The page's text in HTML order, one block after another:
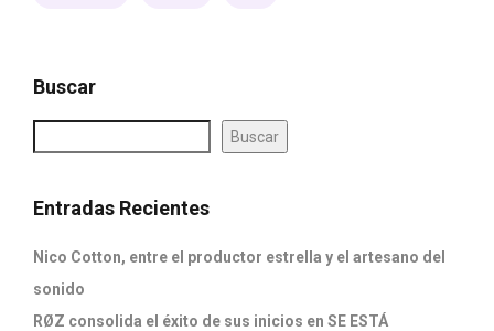
Buscar
Buscar
Entradas Recientes
Nico Cotton, entre el productor estrella y el artesano del
sonido
RØZ consolida el éxito de sus inicios en SE ESTÁ